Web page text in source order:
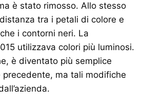
è stato rimosso. Allo stesso
tra i petali di colore e
i contorni neri. La
utilizzava colori più luminosi.
è diventato più semplice
ma tali modifiche